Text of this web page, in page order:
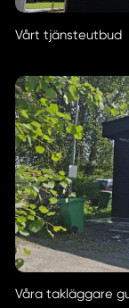
Vårt tjänsteutbud
Våra takläggare